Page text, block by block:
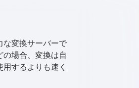
な変換サーバーで
場合、変換は自
するよりも速く